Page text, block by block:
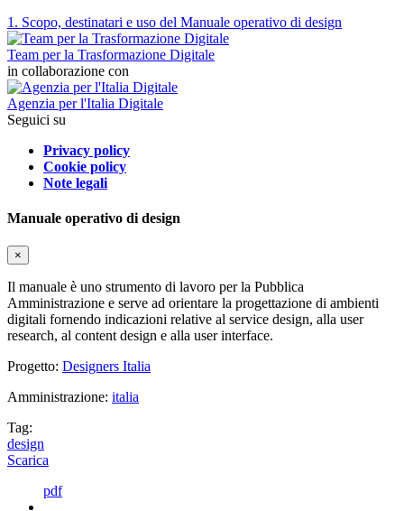
1. Scopo, destinatari e uso del Manuale operativo di design
Team per la Trasformazione Digitale
in collaborazione con
Agenzia per l'Italia Digitale
Seguici su
Privacy policy
Cookie policy
Note legali
Manuale operativo di design
×
Il manuale è uno strumento di lavoro per la Pubblica
Amministrazione e serve ad orientare la progettazione di ambienti
digitali fornendo indicazioni relative al service design, alla user
research, al content design e alla user interface.
Progetto: Designers Italia
Amministrazione: italia
Tag:
design
Scarica
pdf